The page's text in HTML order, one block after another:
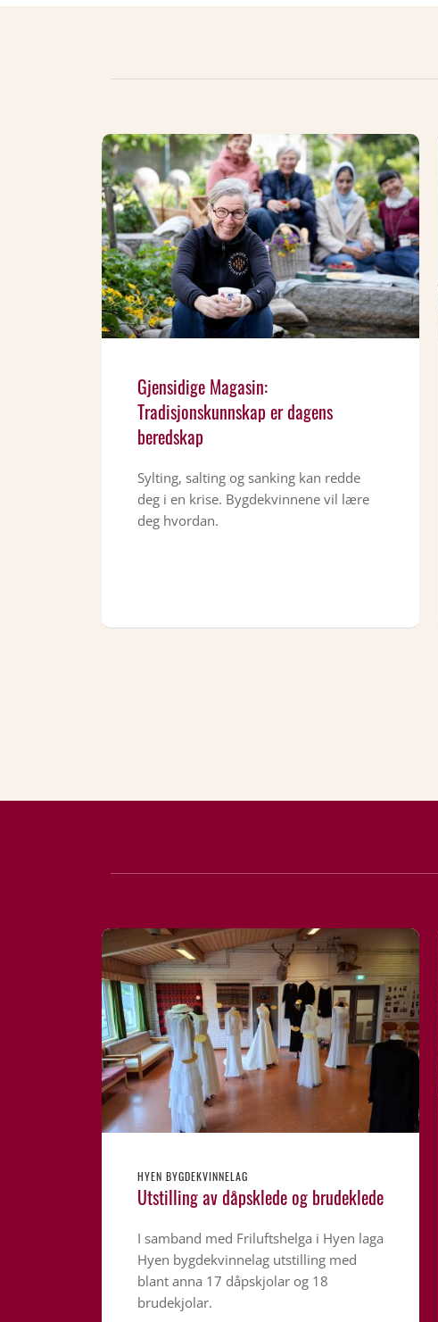
Gjensidige Magasin:
Tradisjonskunnskap er dagens
beredskap
Sylting, salting og sanking kan redde
deg i en krise. Bygdekvinnene vil lære
deg hvordan.
HYEN BYGDEKVINNELAG
Utstilling av dåpsklede og brudeklede
I samband med Friluftshelga i Hyen laga
Hyen bygdekvinnelag utstilling med
blant anna 17 dåpskjolar og 18
brudekjolar.